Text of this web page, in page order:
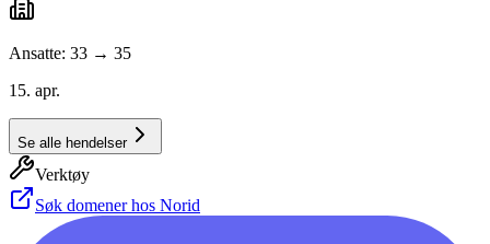
Ansatte: 33 → 35
15. apr.
Se alle hendelser
Verktøy
Søk domener hos Norid